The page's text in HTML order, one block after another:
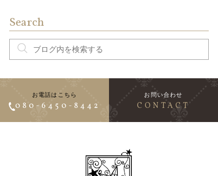
Search
お電話はこちら
080-6450-8442
お問い合わせ
CONTACT